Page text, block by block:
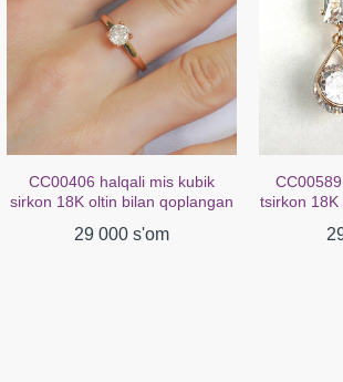
CC00406 halqali mis kubik
sirkon 18K oltin bilan qoplangan
29 000 s'om
tsirkon 18K